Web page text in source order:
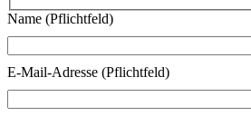
Name (Pflichtfeld)
E-Mail-Adresse (Pflichtfeld)